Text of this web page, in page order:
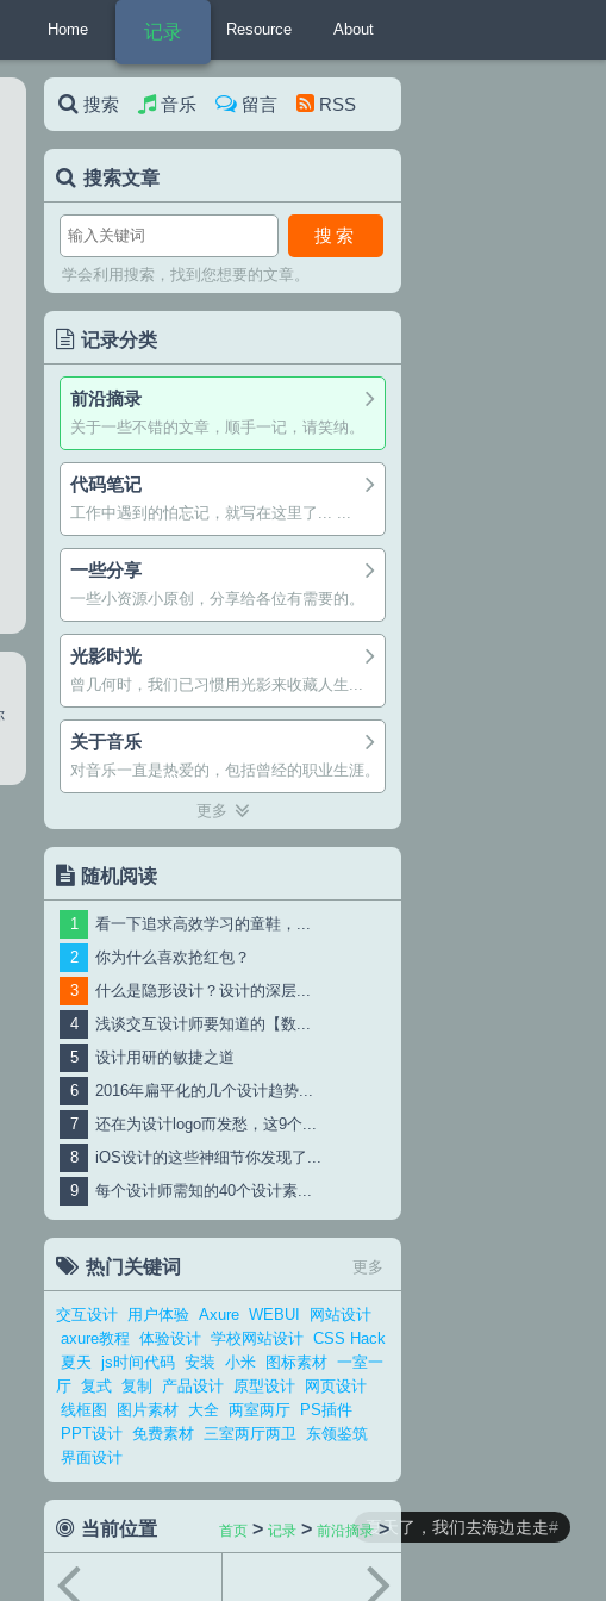
夏天了，我们去海边走走
Home 记录 Resource About
搜索 音乐 留言 RSS
搜索文章
搜索
学会利用搜索，找到您想要的文章。
记录分类
前沿摘录
关于一些不错的文章，顺手一记，请笑纳。
代码笔记
工作中遇到的怕忘记，就写在这里了... ...
一些分享
一些小资源小原创，分享给各位有需要的。
光影时光
曾几何时，我们已习惯用光影来收藏人生...
关于音乐
对音乐一直是热爱的，包括曾经的职业生涯。
更多
随机阅读
看一下追求高效学习的童鞋，...
你为什么喜欢抢红包？
什么是隐形设计？设计的深层...
浅谈交互设计师要知道的【数...
设计用研的敏捷之道
2016年扁平化的几个设计趋势...
还在为设计logo而发愁，这9个...
iOS设计的这些神细节你发现了...
每个设计师需知的40个设计素...
热门关键词 更多
交互设计 用户体验 Axure WEBUI
网站设计
axure教程 体验设计 学校网站设计 CSS Hack
夏天 js时间代码 安装 小米 图标素材 一室一
厅 复式 复制 产品设计 原型设计
网页设计
线框图
图片素材 大全 两室两厅
PS插件
PPT设计 免费素材 三室两厅两卫 东领鉴筑
界面设计
当前位置 首页 > 记录 > 前沿摘录>